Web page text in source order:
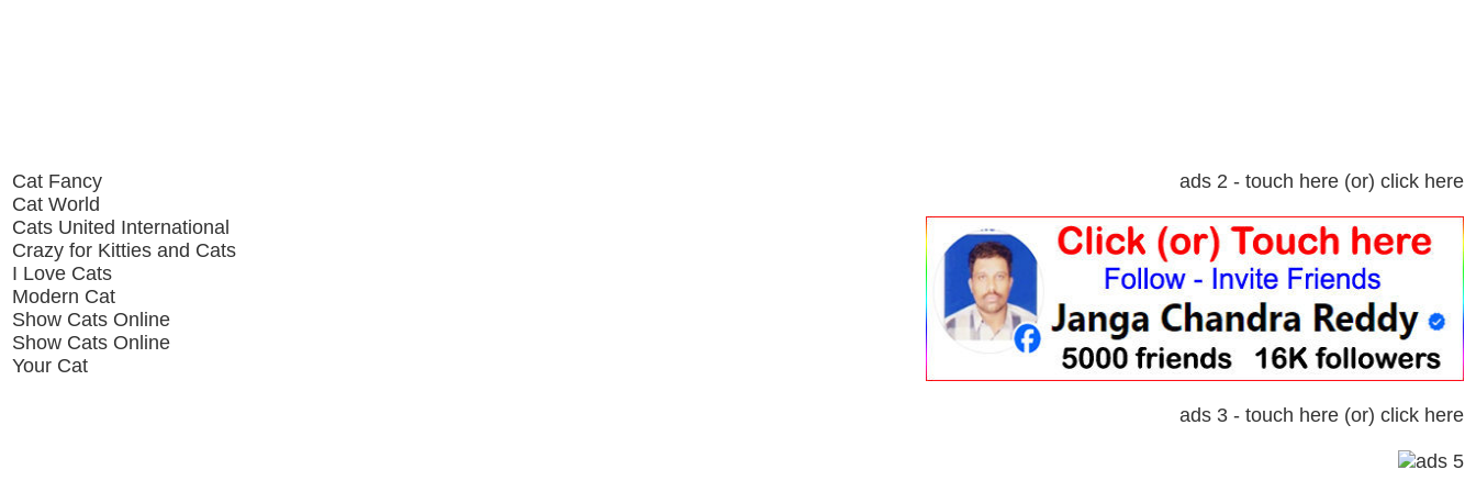
Cat Fancy
Cat World
Cats United International
Crazy for Kitties and Cats
I Love Cats
Modern Cat
Show Cats Online
Show Cats Online
Your Cat
ads 2 - touch here (or) click here
ads 3 - touch here (or) click here